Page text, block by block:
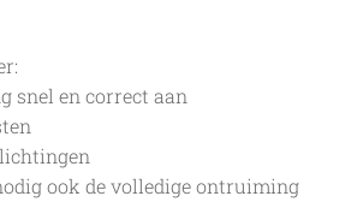
snel en correct aan
ook de volledige ontruiming